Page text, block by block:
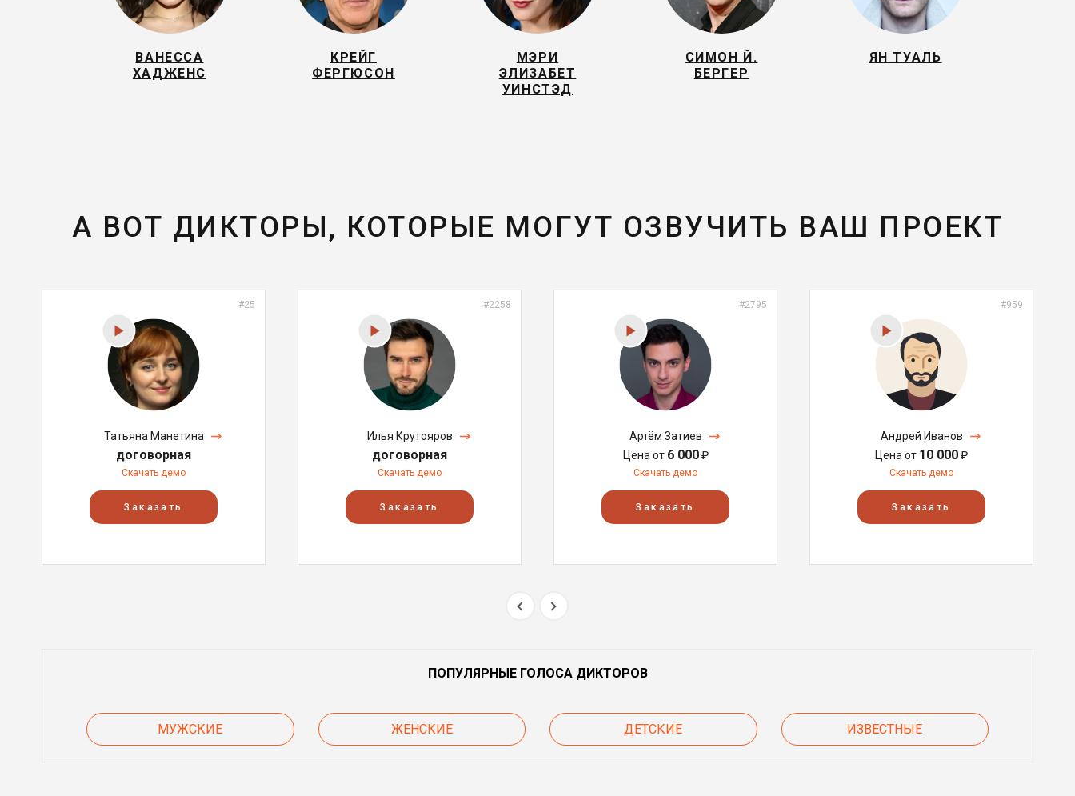
ВАНЕССА
ХАДЖЕНС
КРЕЙГ
ФЕРГЮСОН
МЭРИ
ЭЛИЗАБЕТ
УИНСТЭД
СИМОН Й.
БЕРГЕР
ЯН ТУАЛЬ
А ВОТ ДИКТОРЫ, КОТОРЫЕ МОГУТ ОЗВУЧИТЬ ВАШ ПРОЕКТ
#25
Татьяна Манетина
договорная
Скачать демо
Заказать
#2258
Илья Крутояров
договорная
Скачать демо
Заказать
#2795
Артём Затиев
Цена от 6 000₽
Скачать демо
Заказать
#959
Андрей Иванов
Цена от 10 000₽
Скачать демо
Заказать
ПОПУЛЯРНЫЕ ГОЛОСА ДИКТОРОВ
МУЖСКИЕ ЖЕНСКИЕ ДЕТСКИЕ ИЗВЕСТНЫЕ